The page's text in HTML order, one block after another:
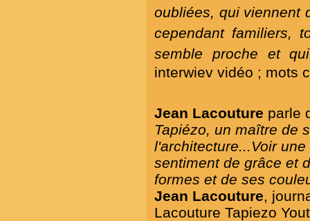
oubliées, qui viennent
cependant familiers,
semble proche et
interwiev vidéo ; mots
Jean Lacouture parle
Tapiézo, un maître de
l'architecture...Voir
sentiment de grâce et
formes et de ses
Jean Lacouture,
Lacouture Tapiezo